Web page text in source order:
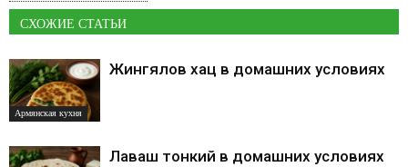
СХОЖИЕ СТАТЬИ
Армянская кухня
Жингялов хац в домашних условиях
Лаваш тонкий в домашних условиях